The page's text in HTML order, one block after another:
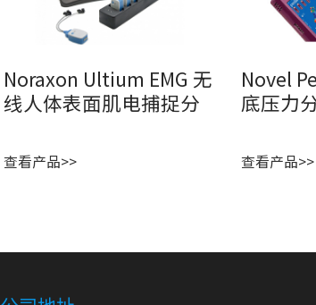
Noraxon Ultium EMG 无
线人体表面肌电捕捉分
查看产品>>
Novel
底压力
查看产品>>